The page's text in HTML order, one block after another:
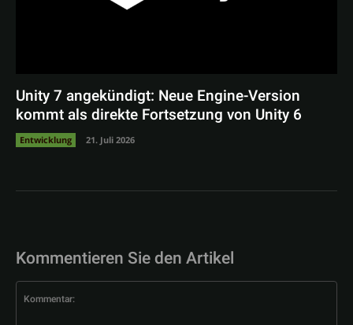
Unity 7 angekündigt: Neue Engine-Version
kommt als direkte Fortsetzung von Unity 6
Entwicklung 21. Juli 2026
Kommentieren Sie den Artikel